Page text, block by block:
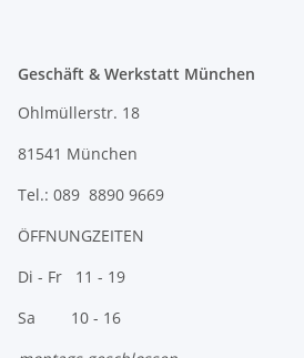
Geschäft & Werkstatt München
Ohlmüllerstr. 18
81541 München
Tel.: 089 8890 9669
ÖFFNUNGZEITEN
Di - Fr 11 - 19
Sa 10 - 16